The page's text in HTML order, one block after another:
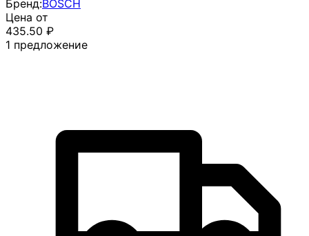
Бренд:BOSCH
Цена от
435.50 ₽
1 предложение